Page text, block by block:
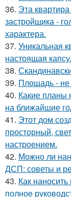
36. Эта
застройщика -
характера.
37. Уникальная
настоящая
38.
39. Площадь - не
40. Какие планы
на ближайшие
41. Этот дом
просторный,
настроением.
42. Можно ли
ДСП: советы и
43. Как
полное